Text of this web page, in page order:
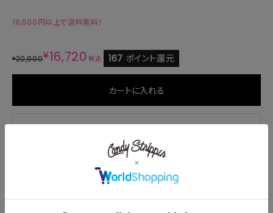
16,500円以上で送料無料！
¥20,900¥16,720 税込 167 ポイント還元
カートに入れる
サイズ・素材
商品番号 1256821